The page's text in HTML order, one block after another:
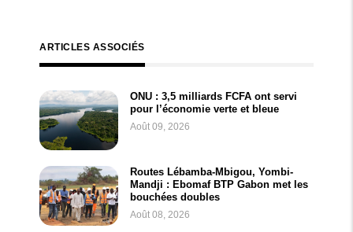
ARTICLES ASSOCIÉS
ONU : 3,5 milliards FCFA ont servi
pour l’économie verte et bleue
Août 09, 2026
Routes Lébamba-Mbigou, Yombi-
Mandji : Ebomaf BTP Gabon met les
bouchées doubles
Août 08, 2026